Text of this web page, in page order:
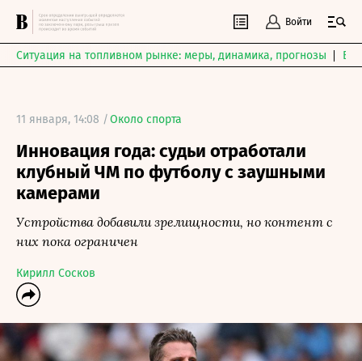
Войти
Ситуация на топливном рынке: меры, динамика, прогнозы
11 января, 14:08 /Около спорта
Инновация года: судьи отработали
клубный ЧМ по футболу с заушными
камерами
Устройства добавили зрелищности, но контент с
них пока ограничен
Кирилл Сосков